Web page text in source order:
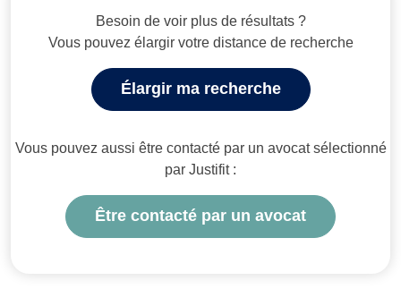
Besoin de voir plus de résultats ?
Vous pouvez élargir votre distance de recherche
Élargir ma recherche
Vous pouvez aussi être contacté par un avocat sélectionné
par Justifit :
Être contacté par un avocat